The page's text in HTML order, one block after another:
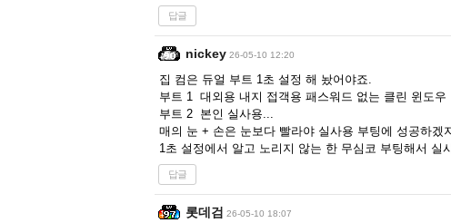
답글
nickey 26-05-10 12:20
집 컴은 듀얼 부트 1초 설정 해 놨어야죠.
부트 1 대외용 내지 접객용 패스워드 없는 클린 윈도우
부트 2 본인 실사용...
매의 눈 + 손은 눈보다 빨라야 실사용 부팅에 성공하겠
1초 설정에서 알고 노리지 않는 한 무심코 부팅해서 실
답글
롯데검 26-05-10 18:07